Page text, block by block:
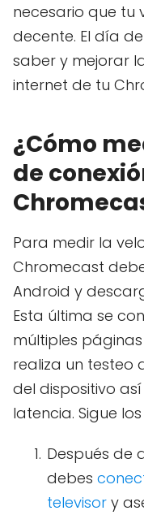
necesario que tu
decente. El día
saber y mejorar
internet de tu
¿Cómo
de
Para medir la
Chromecast
Android y
Esta última se
múltiples
realiza un testeo
del dispositivo
latencia. Sigue
Después de
debes
televisor y